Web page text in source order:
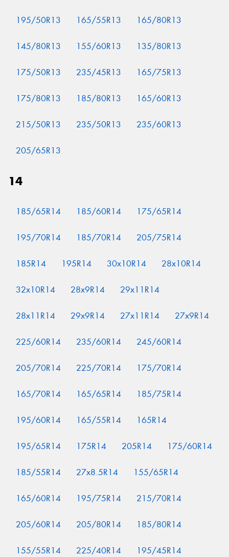
195/50R13 165/55R13 165/80R13
145/80R13 155/60R13 135/80R13
175/50R13 235/45R13 165/75R13
175/80R13 185/80R13 165/60R13
215/50R13 235/50R13 235/60R13
205/65R13
14
185/65R14 185/60R14 175/65R14
195/70R14 185/70R14 205/75R14
185R14 195R14 30x10R14 28x10R14
32x10R14 28x9R14 29x11R14
28x11R14 29x9R14 27x11R14 27x9R14
225/60R14 235/60R14 245/60R14
205/70R14 225/70R14 175/70R14
165/70R14 165/65R14 185/75R14
195/60R14 165/55R14 165R14
195/65R14 175R14 205R14 175/60R14
185/55R14 27x8.5R14 155/65R14
165/60R14 195/75R14 215/70R14
205/60R14 205/80R14 185/80R14
155/55R14 225/40R14 195/45R14